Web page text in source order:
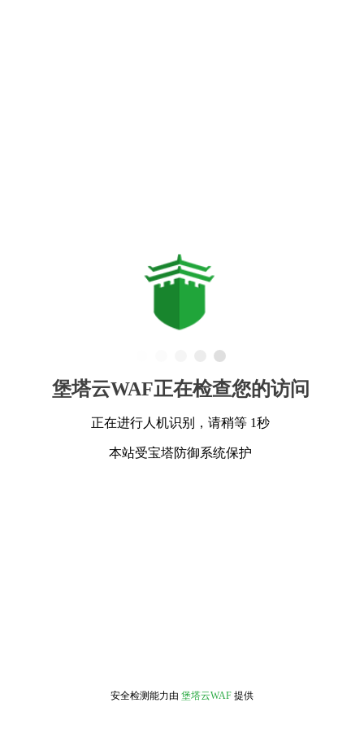
堡塔云WAF正在检查您的访问
正在进行人机识别，请稍等 1秒
本站受宝塔防御系统保护
安全检测能力由 堡塔云WAF 提供